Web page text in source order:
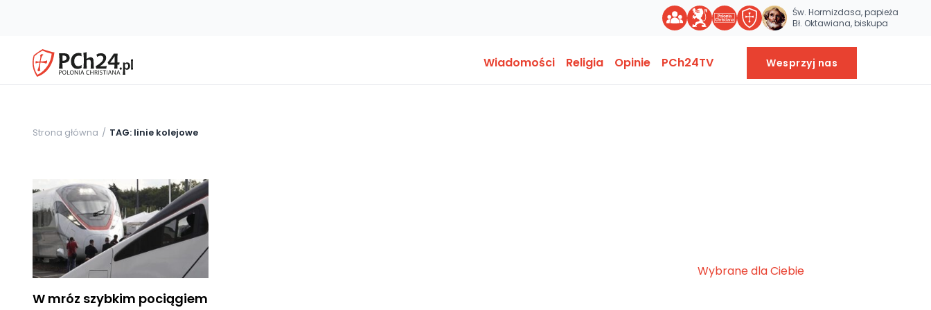
Św. Hormizdasa, papieża
Bł. Oktawiana, biskupa
Wiadomości Religia Opinie PCh24TV Wesprzyj nas
Strona główna TAG: linie kolejowe
W mróz szybkim pociągiem
Wybrane dla Ciebie